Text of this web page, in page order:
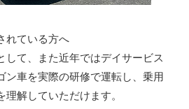
れている方へ
して、また近年ではデイサービス
ン車を実際の研修で運転し、乗用
解していただけます。